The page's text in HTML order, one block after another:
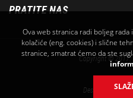
PRATITE NAS
Copyright © 2017.
Designed &
Ova web stranica radi boljeg
kolačiće (eng. cookies) i slične
stranice, smatrat ćemo da ste